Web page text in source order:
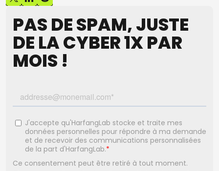
PAS DE SPAM, JUSTE
DE LA CYBER 1X PAR
MOIS !